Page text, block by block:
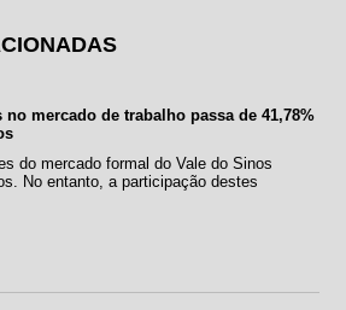
mercado de trabalho passa de 41,78%
do mercado formal do Vale do Sinos
No entanto, a participação destes